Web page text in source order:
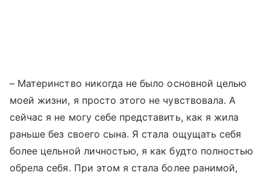
– Материнство никогда не было основной целью
моей жизни, я просто этого не чувствовала. А
сейчас я не могу себе представить, как я жила
раньше без своего сына. Я стала ощущать себя
более цельной личностью, я как будто полностью
обрела себя. При этом я стала более ранимой,